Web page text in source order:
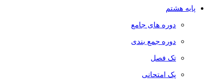
پایه هشتم
دوره های جامع
دوره جمع بندی
تک فصل
پک امتحانی